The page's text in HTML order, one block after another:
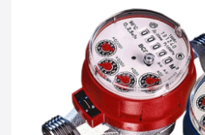
Оставить заявку
Спецпредложение до 30
Поверка счётчика воды 500